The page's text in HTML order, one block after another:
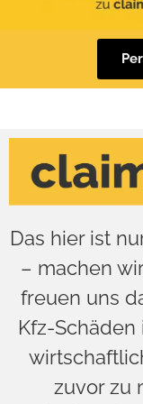
Das hier ist
– machen
freuen uns
Kfz-
zuvor zu